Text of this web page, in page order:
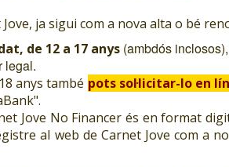
ja sigui com a nova alta o bé
de 12 a 17 anys (ambdós
legal.
anys també pots sol·licitar-lo en
Jove No Financer és en format
al web de Carnet Jove com a